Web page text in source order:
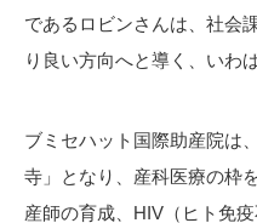
であるロビンさんは、社会
り良い方向へと導く、いわ
ブミセハット国際助産院は
寺」となり、産科医療の枠
産師の育成、HIV（ヒト免